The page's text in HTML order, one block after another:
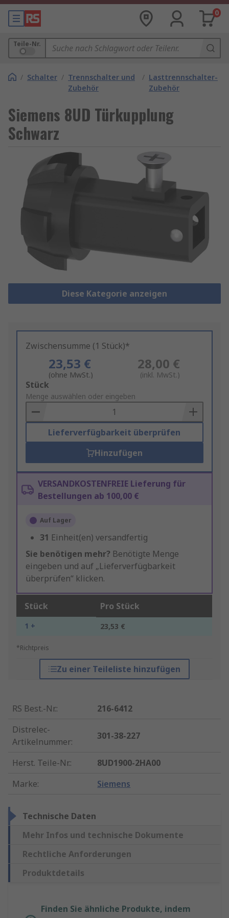
0
Teile-Nr.
/ Schalter / Trennschalter und
Zubehör
/ Lasttrennschalter-
Zubehör
Siemens 8UD Türkupplung
Schwarz
Diese Kategorie anzeigen
Zwischensumme (1 Stück)*
23,53 €
(ohne MwSt.)
28,00 €
(inkl. MwSt.)
Add
to
Basket
Stück
Menge auswählen oder eingeben
Lieferverfügbarkeit überprüfen
Hinzufügen
VERSANDKOSTENFREIE Lieferung für
Bestellungen ab 100,00 €
Auf Lager
31 Einheit(en) versandfertig
Sie benötigen mehr? Benötigte Menge
eingeben und auf „Lieferverfügbarkeit
überprüfen“ klicken.
Stück Pro Stück
1 + 23,53 €
*Richtpreis
Zu einer Teileliste hinzufügen
RS Best.-Nr.:
216-6412
Distrelec-
Artikelnummer:
301-38-227
Herst. Teile-Nr.:
8UD1900-2HA00
Marke: Siemens
Technische Daten
Mehr Infos und technische Dokumente
Rechtliche Anforderungen
Produktdetails
Finden Sie ähnliche Produkte, indem